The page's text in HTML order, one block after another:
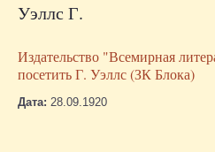
Уэллс Г.
Издательство "Всемирная
посетить Г. Уэллс (ЗК Блока)
Дата: 28.09.1920